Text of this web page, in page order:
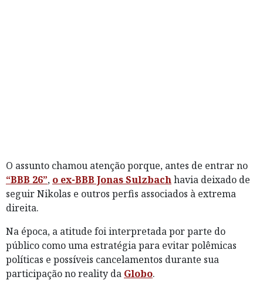
O assunto chamou atenção porque, antes de entrar no
“BBB 26”, o ex-BBB Jonas Sulzbachhavia deixado de
seguir Nikolas e outros perfis associados à extrema
direita.
Na época, a atitude foi interpretada por parte do
público como uma estratégia para evitar polêmicas
políticas e possíveis cancelamentos durante sua
participação no reality da Globo.